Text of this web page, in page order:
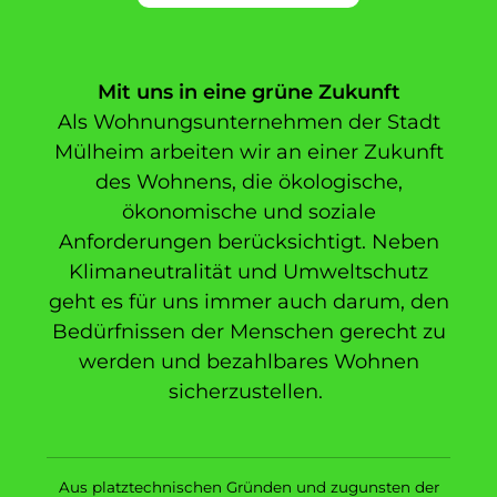
Mit uns in eine grüne Zukunft
Als Wohnungsunternehmen der Stadt
Mülheim arbeiten wir an einer Zukunft
des Wohnens, die ökologische,
ökonomische und soziale
Anforderungen berücksichtigt. Neben
Klimaneutralität und Umweltschutz
geht es für uns immer auch darum, den
Bedürfnissen der Menschen gerecht zu
werden und bezahlbares Wohnen
sicherzustellen.
Aus platztechnischen Gründen und zugunsten der